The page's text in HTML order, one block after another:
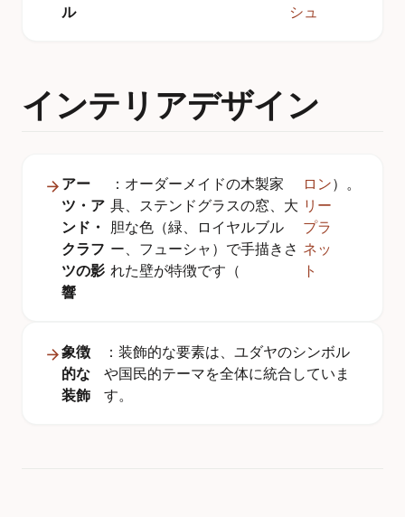
ル
シュ
インテリアデザイン
アー
ツ・ア
ンド・
クラフ
ツの影
響
：オーダーメイドの木製家
具、ステンドグラスの窓、大
胆な色（緑、ロイヤルブル
ー、フューシャ）で手描きさ
れた壁が特徴です（
ロン
リー
プラ
ネッ
ト
）。
象徴
的な
装飾
：装飾的な要素は、ユダヤのシンボル
や国民的テーマを全体に統合していま
す。